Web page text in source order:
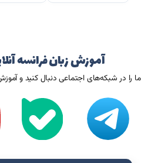
آموزش زبان فرانسه
ما را در شبکه‌های اجتماعی دنبال کنید و